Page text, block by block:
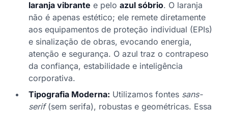
laranja vibrante e pelo azul sóbrio. O laranja
não é apenas estético; ele remete diretamente
aos equipamentos de proteção individual (EPIs)
e sinalização de obras, evocando energia,
atenção e segurança. O azul traz o contrapeso
da confiança, estabilidade e inteligência
corporativa.
Tipografia Moderna: Utilizamos fontes sans-
serif(sem serifa), robustas e geométricas. Essa